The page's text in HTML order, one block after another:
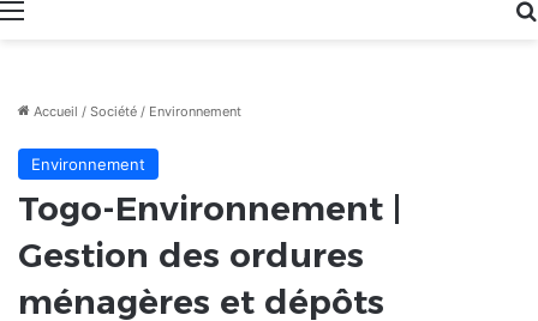
Menu
Accueil / Société / Environnement
Environnement
Togo-Environnement |
Gestion des ordures
ménagères et dépôts